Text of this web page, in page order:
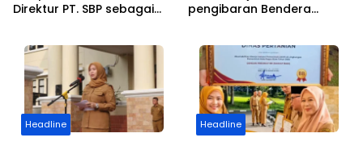
Direktur PT. SBP sebagai
pengibaran Bendera
Perkampungan dan
Perumahan
Headline Headline